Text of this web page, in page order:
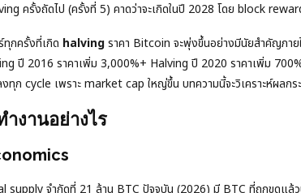
ครั้งถัดไป (ครั้งที่ 5) คาดว่าจะเกิดในปี 2028 โดย block
ทุกครั้งที่เกิด halvingราคา Bitcoin จะพุ่งขึ้นอย่างมีนัยสำคัญภา
ปี 2016 ราคาเพิ่ม 3,000%+ Halving ปี 2020 ราคาเพิ่ม
ทุก cycle เพราะ market cap ใหญ่ขึ้น บทความนี้จะวิเคราะห์ผล
งานอย่างไร
supply จำกัดที่ 21 ล้าน BTC ปัจจุบัน (2026) มี BTC ที่ถูกขุดแล้